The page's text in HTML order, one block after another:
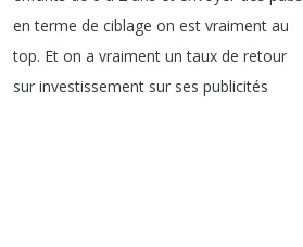
en terme de ciblage on est vraiment au
top. Et on a vraiment un taux de retour
sur investissement sur ses publicités